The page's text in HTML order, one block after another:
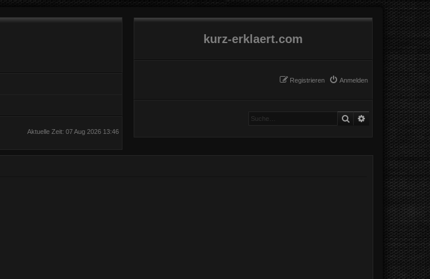
kurz-erklaert.com
Anmelden
Registrieren
Suche Erweiterte Suche
Aktuelle Zeit: 07 Aug 2026 13:46